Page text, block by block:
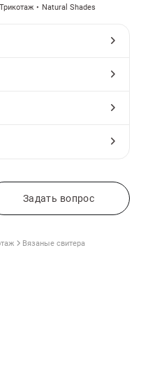
Natural Shades
Задать вопрос
Вязаные свитера